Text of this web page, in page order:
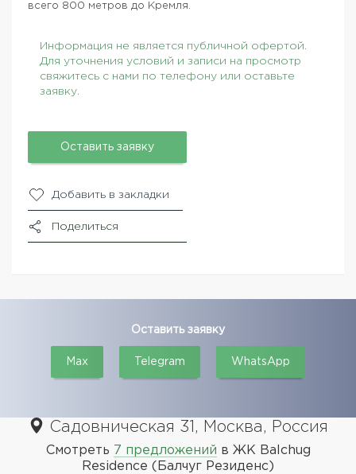
всего 800 метров до Кремля.
Информация не является публичной офертой.
Для уточнения условий и записи на просмотр
свяжитесь с нами по телефону или оставьте
заявку.
Оставить заявку
Добавить в закладки
Поделиться
Оставить заявку
Max Telegram WhatsApp
Садовническая 31, Москва, Россия
Смотреть 7 предложений в ЖК Balchug
Residence (Балчуг Резиденс)